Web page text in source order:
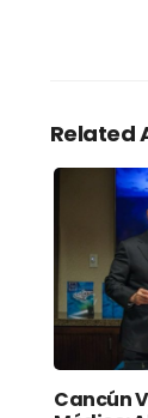
Related
Cancún